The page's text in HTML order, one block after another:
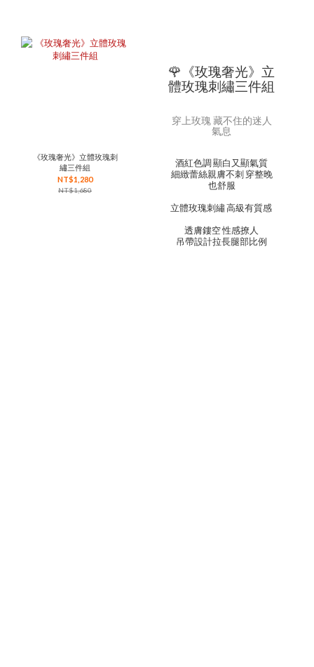
《玫瑰奢光》立體玫瑰刺
繡三件組
NT$1,280
NT$1,680
🌹《玫瑰奢光》立
體玫瑰刺繡三件組
穿上玫瑰 藏不住的迷人
氣息
酒紅色調 顯白又顯氣質
細緻蕾絲親膚不刺 穿整晚
也舒服
立體玫瑰刺繡 高級有質感
透膚鏤空 性感撩人
吊帶設計拉長腿部比例